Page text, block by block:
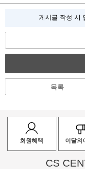
게시글 작성 시
목록
회원혜택 이달의
CS